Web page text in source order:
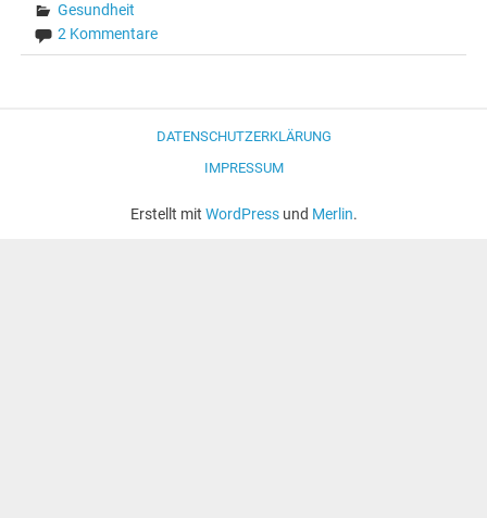
Gesundheit
2 Kommentare
DATENSCHUTZERKLÄRUNG
IMPRESSUM
Erstellt mit WordPressund Merlin.